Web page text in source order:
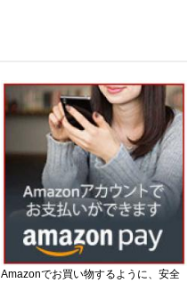
Amazonでお買い物するように、安全